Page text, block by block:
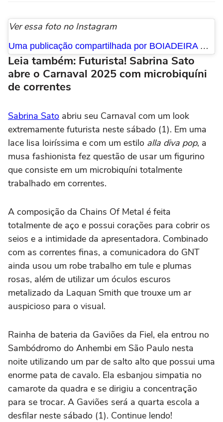
Ver essa foto no Instagram
Uma publicação compartilhada por BOIADEIRA ® (@anacastelacantora)
Leia também: Futurista! Sabrina Sato
abre o Carnaval 2025 com microbiquíni
de correntes
Sabrina Sato abriu seu Carnaval com um look
extremamente futurista neste sábado (1). Em uma
lace lisa loiríssima e com um estilo alla diva pop, a
musa fashionista fez questão de usar um figurino
que consiste em um microbiquíni totalmente
trabalhado em correntes.
A composição da Chains Of Metal é feita
totalmente de aço e possui corações para cobrir os
seios e a intimidade da apresentadora. Combinado
com as correntes finas, a comunicadora do GNT
ainda usou um robe trabalho em tule e plumas
rosas, além de utilizar um óculos escuros
metalizado da Laquan Smith que trouxe um ar
auspicioso para o visual.
Rainha de bateria da Gaviões da Fiel, ela entrou no
Sambódromo do Anhembi em São Paulo nesta
noite utilizando um par de salto alto que possui uma
enorme pata de cavalo. Ela esbanjou simpatia no
camarote da quadra e se dirigiu a concentração
para se trocar. A Gaviões será a quarta escola a
desfilar neste sábado (1). Continue lendo!